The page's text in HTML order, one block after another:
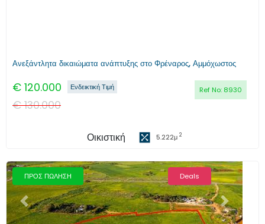
Ανεξάντλητα δικαιώματα ανάπτυξης στο Φρέναρος, Αμμόχωστος
€ 120.000 Ref No: 8930
Ενδεικτική Τιμή
€130.000
Οικιστική 5.222μ 2
ΠΡΟΣ ΠΩΛΗΣΗ Deals
Προηγούμενο Επόμενο